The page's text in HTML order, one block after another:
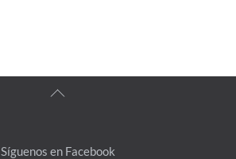
Back
Síguenos en Facebook